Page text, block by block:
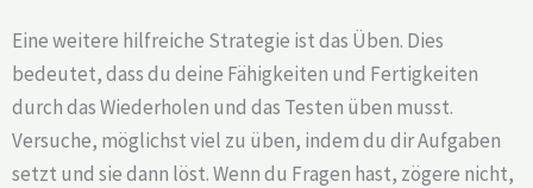
Eine weitere hilfreiche Strategie ist das Üben. Dies
bedeutet, dass du deine Fähigkeiten und Fertigkeiten
durch das Wiederholen und das Testen üben musst.
Versuche, möglichst viel zu üben, indem du dir Aufgaben
setzt und sie dann löst. Wenn du Fragen hast, zögere nicht,